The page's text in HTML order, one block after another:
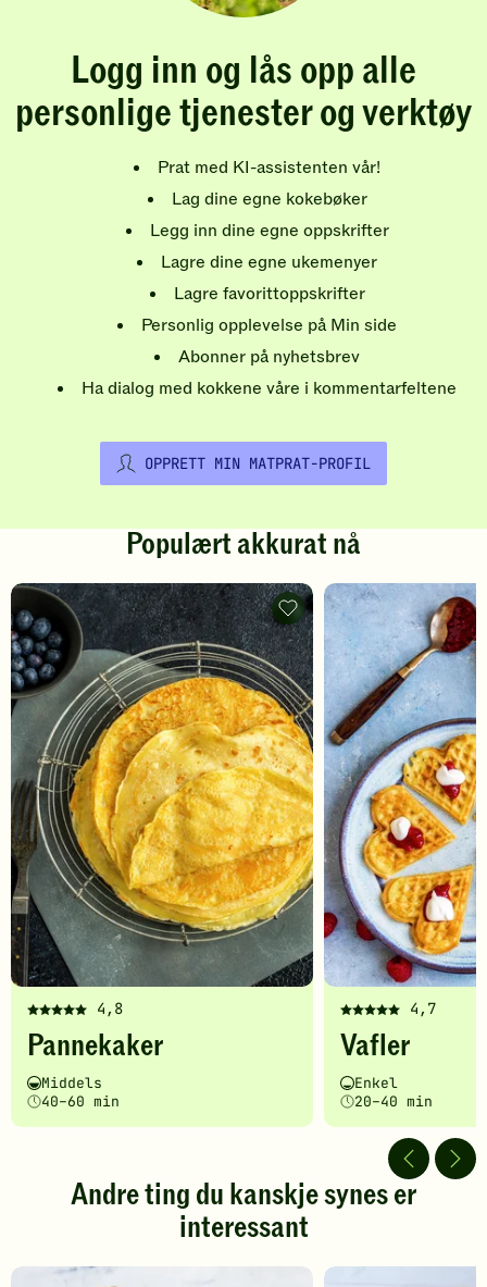
Logg inn og lås opp alle
personlige tjenester og verktøy
Prat med KI-assistenten vår!
Lag dine egne kokebøker
Legg inn dine egne oppskrifter
Lagre dine egne ukemenyer
Lagre favorittoppskrifter
Personlig opplevelse på Min side
Abonner på nyhetsbrev
Ha dialog med kokkene våre i kommentarfeltene
OPPRETT MIN MATPRAT-PROFIL
Populært akkurat nå
4,8
Denne
oppskriften
fått
5
av
stjerner.
gi
Pannekaker
Vanskelighetsgrad
Middels
Tilberedningstid
40–60 min
Pannekaker
-
legg
til
favoritter
4,7
Denne
oppskriften
fått
5
av
stjerner.
Klikk
gi
Vafler
Vanskelighetsgrad
Enkel
Tilberedningstid
20–40 min
Andre ting du kanskje synes er
interessant